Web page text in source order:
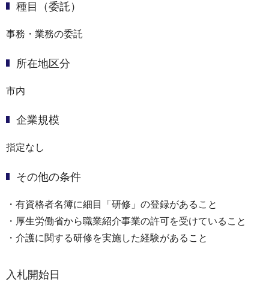
種目（委託）
事務・業務の委託
所在地区分
市内
企業規模
指定なし
その他の条件
・有資格者名簿に細目「研修」の登録があること
・厚生労働省から職業紹介事業の許可を受けていること
・介護に関する研修を実施した経験があること
入札開始日